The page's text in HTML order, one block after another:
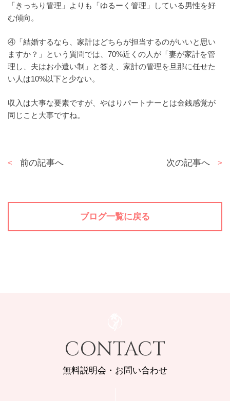
「きっちり管理」よりも「ゆるーく管理」している男性を好
む傾向。
④「結婚するなら、家計はどちらが担当するのがいいと思い
ますか？」という質問では、70%近くの人が「妻が家計を管
理し、夫はお小遣い制」と答え、家計の管理を旦那に任せた
い人は10%以下と少ない。
収入は大事な要素ですが、やはりパートナーとは金銭感覚が
同じこと大事ですね。
投
ゲ
シ
前の記事へ 次の記事へ
ブログ一覧に戻る
CONTACT
無料説明会・お問い合わせ